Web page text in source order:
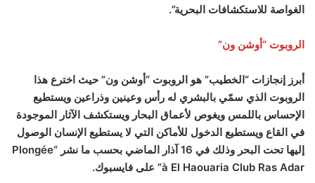
الغواصة للاستكشافات البحرية”.
الروبوت “أوشن ون”
أبرز إنجازات “الخطيب” هو الروبوت “أوشن ون” حيث اخترع هذا
الروبوت الذي سمّي بالبشري له رأس وعينين وذراعين ويستطيع
الإحساس باللمس ويغوص لأعماق البحار ويستكشف الآثار الموجودة
في القاع ويستطيع الدخول للأماكن التي لا يستطيع الإنسان الوصول
إليها تحت البحر وذلك في 16 آذار الماضي بحسب ما نشر
“Plongée
à El Haouaria Club Ras Adar” على فايسبوك.